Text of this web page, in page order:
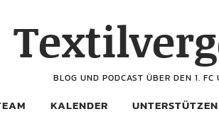
BLOG UND PODCAST ÜBER DEN 1. FC
KALENDER UNTERSTÜTZEN